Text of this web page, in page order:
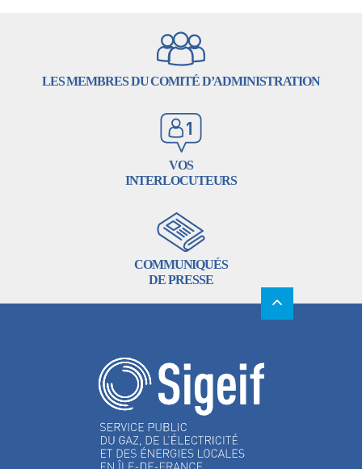
LES MEMBRES DU COMITÉ D’ADMINISTRATION
VOS
INTERLOCUTEURS
COMMUNIQUÉS
DE PRESSE